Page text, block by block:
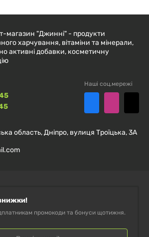
магазин "Джинні" - продукти
харчування, вітаміни та мінерали,
активні добавки, косметичну
Наші соц.мережі
область, Дніпро, вулиця Троїцька, 3А
промокоди та бонуси щотижня.